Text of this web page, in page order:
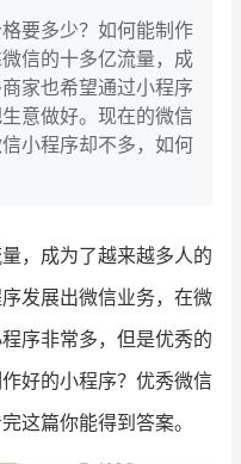
场景库
要多少？如何能制作
信的十多亿流量，成
家也希望通过小程序
意做好。现在的微信
小程序却不多，如何
，成为了越来越多人的
发展出微信业务，在微
序非常多，但是优秀的
好的小程序？优秀微信
这篇你能得到答案。